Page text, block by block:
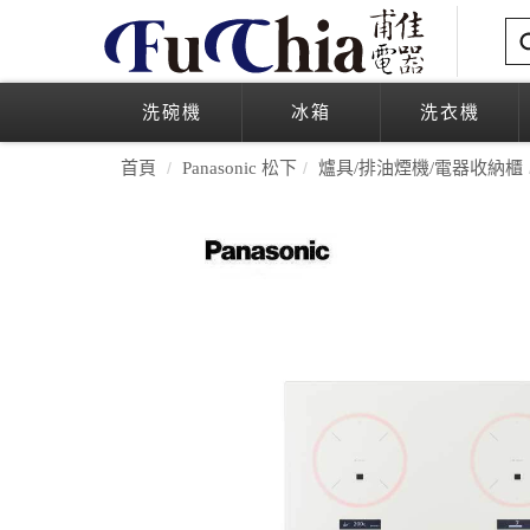
洗碗機 冰箱 洗衣機
首頁 Panasonic 松下 爐具/排油煙機/電器收納櫃